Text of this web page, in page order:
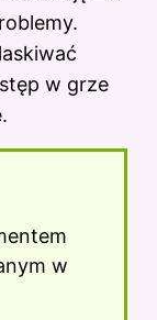
w grze
w